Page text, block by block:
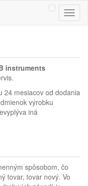
instruments
24 mesiacov od dodania
výrobku
iná
spôsobom, čo
tovar, tovar nový. Vo